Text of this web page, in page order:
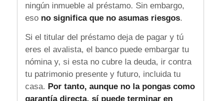
ningún inmueble al préstamo. Sin embargo,
eso no significa que no asumas riesgos.
Si el titular del préstamo deja de pagar y tú
eres el avalista, el banco puede embargar tu
nómina y, si esta no cubre la deuda, ir contra
tu patrimonio presente y futuro, incluida tu
casa. Por tanto, aunque no la pongas como
garantía directa, sí puede terminar en